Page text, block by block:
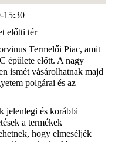
15:30
előtti tér
Termelői Piac, amit
épülete előtt. A nagy
ismét vásárolhatnak majd
polgárai és az
jelenlegi és korábbi
a termékek
hogy elmeséljék